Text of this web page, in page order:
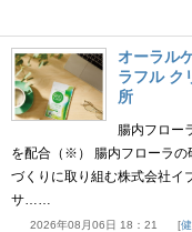
オーラル
ラフル ク
所
腸内フロー
を配合（※） 腸内フローラ
づくりに取り組む株式会社イ
サ……
2026年08月06日 18：21